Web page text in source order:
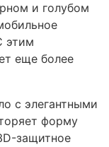
и голубом
этим
еще более
с элегантными
форму
защитное